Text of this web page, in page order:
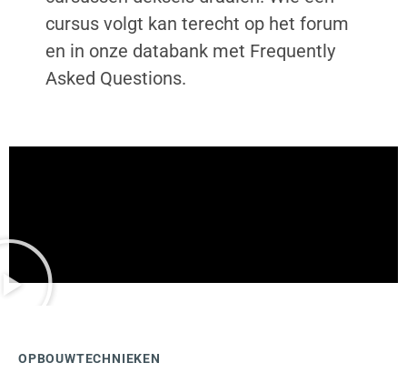
cursus volgt kan terecht op het forum
en in onze databank met Frequently
Asked Questions.
OPBOUWTECHNIEKEN